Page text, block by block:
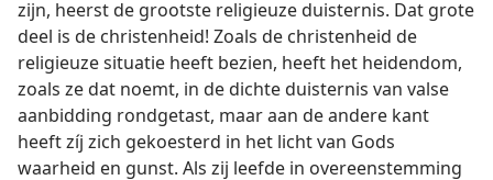
zijn, heerst de grootste religieuze duisternis. Dat grote
deel is de christenheid! Zoals de christenheid de
religieuze situatie heeft bezien, heeft het heidendom,
zoals ze dat noemt, in de dichte duisternis van valse
aanbidding rondgetast, maar aan de andere kant
heeft zíj zich gekoesterd in het licht van Gods
waarheid en gunst. Als zij leefde in overeenstemming